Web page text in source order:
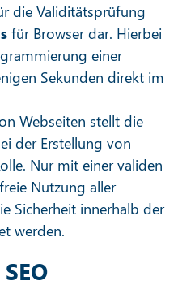
die Validitätsprüfung
für Browser dar. Hierbei
einer
Sekunden direkt im
Webseiten stellt die
der Erstellung von
Nur mit einer validen
Nutzung aller
Sicherheit innerhalb der
werden.